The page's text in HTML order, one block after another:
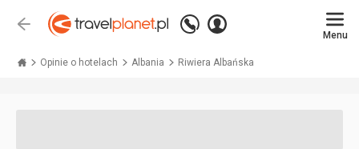
Wstecz
Zadzwoń
+48 71 771 76 55
Zaloguj
Menu
Opinie o hotelach Albania Riwiera Albańska